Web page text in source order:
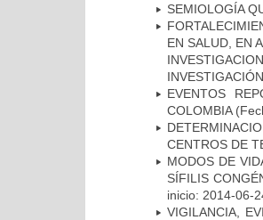
SEMIOLOGÍA
EN SALUD, EN
EVENTOS
COLOMBIA
CENTROS DE
MODOS DE
SÍFILIS
inicio: 2014-06-
VIGILANCIA,